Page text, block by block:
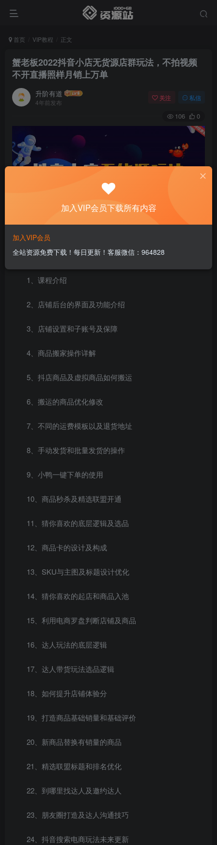
首页 VIP教程 正文
蟹老板2022抖音小店无货源店群玩法，不拍视频
不开直播照样月销上万单
升阶有道
4年前发布
关注 私信
106 0
课程目录：
1、课程介绍
2、店铺后台的界面及功能介绍
3、店铺设置和子账号及保障
4、商品搬家操作详解
5、抖店商品及虚拟商品如何搬运
6、搬运的商品优化修改
7、不同的运费模板以及退货地址
8、手动发货和批量发货的操作
9、小鸭一键下单的使用
10、商品秒杀及精选联盟开通
11、猜你喜欢的底层逻辑及选品
12、商品卡的设计及构成
13、SKU与主图及标题设计优化
14、猜你喜欢的起店和商品入池
15、利用电商罗盘判断店铺及商品
16、达人玩法的底层逻辑
17、达人带货玩法选品逻辑
18、如何提升店铺体验分
19、打造商品基础销量和基础评价
20、新商品替换有销量的商品
21、精选联盟标题和排名优化
22、到哪里找达人及邀约达人
23、朋友圈打造及达人沟通技巧
24、抖音搜索电商玩法未来更新
加入VIP会员下载所有内容
加入VIP会员
全站资源免费下载！每日更新！客服微信：964828